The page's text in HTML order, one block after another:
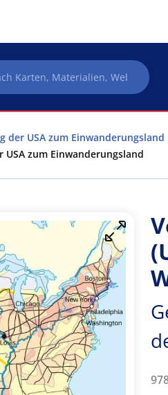
der USA zum Einwanderungsland
USA zum Einwanderungsland